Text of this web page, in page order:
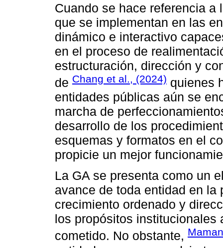
Cuando se hace referencia a
que se implementan en las
dinámico e interactivo
en el proceso de
estructuración, dirección y
de Chang et al., (2024) quienes
entidades públicas aún se
marcha de
desarrollo de los
esquemas y formatos en el
propicie un mejor
La GA se presenta como un
avance de toda entidad en
crecimiento ordenado y
los propósitos institucionales
cometido. No obstante,